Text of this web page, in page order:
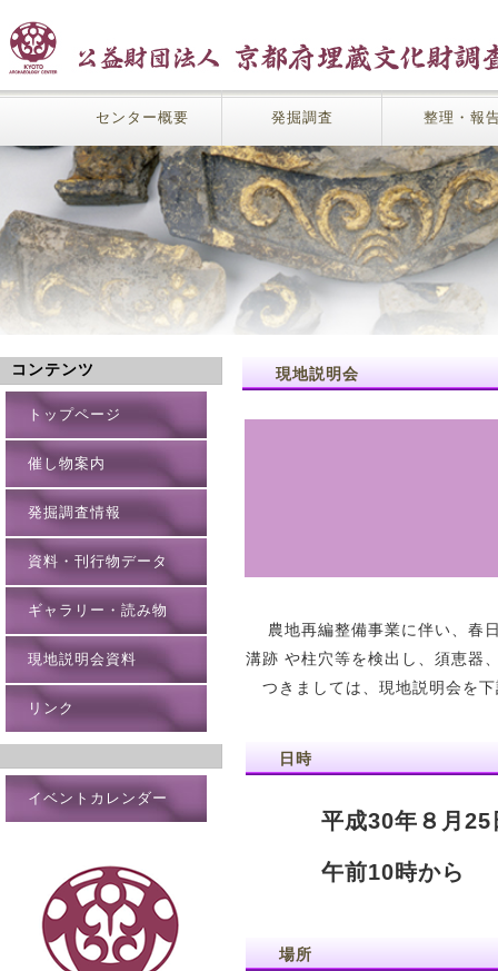
センター概要 発掘調査 整理・報
現地説明会
農地再編整備事業に伴い、春
溝跡 や柱穴等を検出し、須恵器
つきましては、現地説明会を
日時
平成30年８月25
午前10時から
場所
コンテンツ
トップページ
催し物案内
発掘調査情報
資料・刊行物データ
ギャラリー・読み物
現地説明会資料
リンク
イベントカレンダー